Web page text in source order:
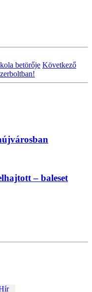
betörője Következő
– baleset